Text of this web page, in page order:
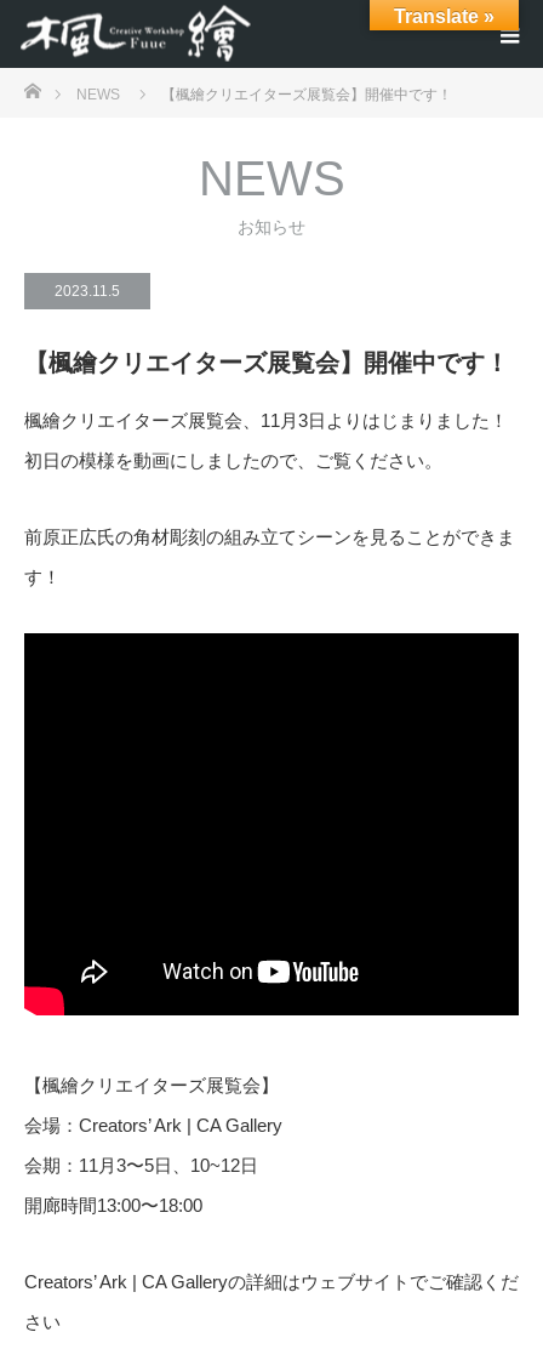
ホームNEWS 【楓繪クリエイターズ展覧会】開催中です！
NEWS
お知らせ
2023.11.5
【楓繪クリエイターズ展覧会】開催中です！
楓繪クリエイターズ展覧会、11月3日よりはじまりました！
初日の模様を動画にしましたので、ご覧ください。
前原正広氏の角材彫刻の組み立てシーンを見ることができま
す！
【楓繪クリエイターズ展覧会】
会場：Creators’ Ark | CA Gallery
会期：11月3〜5日、10~12日
開廊時間13:00〜18:00
Creators’ Ark | CA Galleryの詳細はウェブサイトでご確認くだ
さい
Translate »